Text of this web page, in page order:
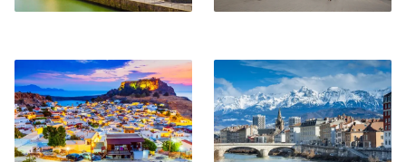
Rodi Grenoble